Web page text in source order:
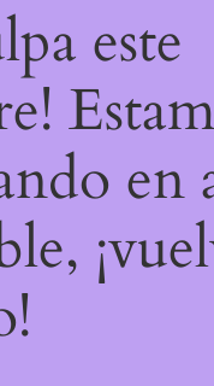
este
en